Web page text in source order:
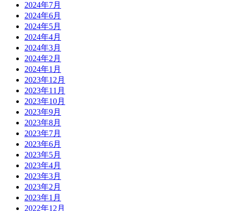
2024年7月
2024年6月
2024年5月
2024年4月
2024年3月
2024年2月
2024年1月
2023年12月
2023年11月
2023年10月
2023年9月
2023年8月
2023年7月
2023年6月
2023年5月
2023年4月
2023年3月
2023年2月
2023年1月
2022年12月